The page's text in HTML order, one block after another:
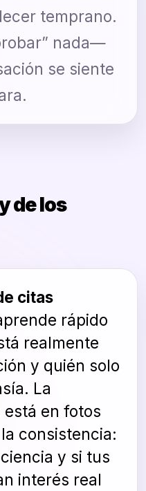
temprano.
nada—
se siente
de los
citas
rápido
realmente
y quién solo
La
en fotos
consistencia:
y si tus
interés real